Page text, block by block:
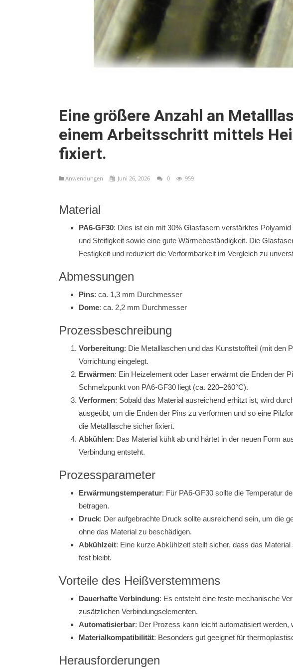
Eine größere Anzahl an
einem Arbeitsschritt mittels
fixiert.
Anwendungen Juni 26, 2026 0 959
Material
PA6-GF30: Dies ist ein mit 30% Glasfasern verstärktes
und Steifigkeit sowie eine gute Wärmebeständigkeit. Die
Festigkeit und reduziert die Verformbarkeit im Vergleich zu
Abmessungen
Pins: ca. 1,3 mm Durchmesser
Dome: ca. 2,2 mm Durchmesser
Prozessbeschreibung
Vorbereitung: Die Metalllaschen und das Kunststoffteil (mit den
Vorrichtung eingelegt.
Erwärmen: Ein Heizelement oder Laser erwärmt die Enden der
Schmelzpunkt von PA6-GF30 liegt (ca. 220–260°C).
Verformen: Sobald das Material ausreichend erhitzt ist, wird
ausgeübt, um die Enden der Pins zu verformen und so eine
die Metalllasche sicher fixiert.
Abkühlen: Das Material kühlt ab und härtet in der neuen Form
Verbindung entsteht.
Prozessparameter
Erwärmungstemperatur: Für PA6-GF30 sollte die Temperatur
betragen.
Druck: Der aufgebrachte Druck sollte ausreichend sein, um die
ohne das Material zu beschädigen.
Abkühlzeit: Eine kurze Abkühlzeit stellt sicher, dass das
fest bleibt.
Vorteile des Heißverstemmens
Dauerhafte Verbindung: Es entsteht eine feste mechanische
zusätzlichen Verbindungselementen.
Automatisierbar: Der Prozess kann leicht automatisiert werden,
Materialkompatibilität: Besonders gut geeignet für
Herausforderungen
Anwendungen
Heißverstemmen von Metallblech an